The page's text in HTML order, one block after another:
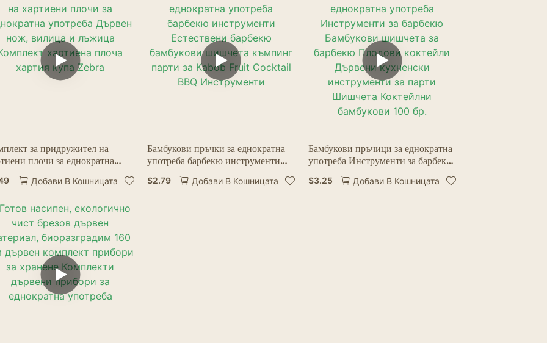
за придружител на
плочи за еднократна
Дървен нож, вилица и
Комплект хартиена плоча
купа Zebra
Добави В Кошницата
Бамбукови пръчки за еднократна
употреба барбекю инструменти
Естествени барбекю бамбукови
шишчета къмпинг парти за
$2.79 Добави В Кошницата
Бамбукови пръчици за еднократна
употреба Инструменти за барбекю
Бамбукови шишчета за барбекю
Плодови коктейли Дървени
$3.25 Добави В Кошницата